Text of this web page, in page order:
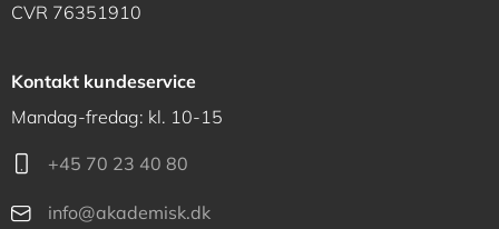
CVR 76351910
Kontakt kundeservice
Mandag-fredag: kl. 10-15
+45 70 23 40 80
info@akademisk.dk